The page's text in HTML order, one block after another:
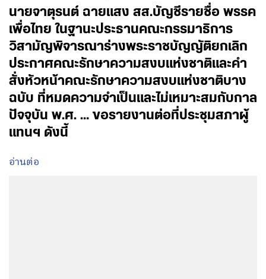
นายจาตุรนต์ ฉายแสง สส.บัญชีรายชื่อ พรรค
เพื่อไทย ในฐานะประธานคณะกรรมาธิการ
วิสามัญพิจารณาร่างพระราชบัญญัติยกเลิก
ประกาศคณะรักษาความสงบแห่งชาติและคำ
สั่งหัวหน้าคณะรักษาความสงบแห่งชาติบาง
ฉบับ ที่หมดความจำเป็นและไม่เหมาะสมกับกาล
ปัจจุบัน พ.ศ. … ขอรายงานต่อที่ประชุมสภาผู้
แทนฯ ดังนี้
อ่านต่อ